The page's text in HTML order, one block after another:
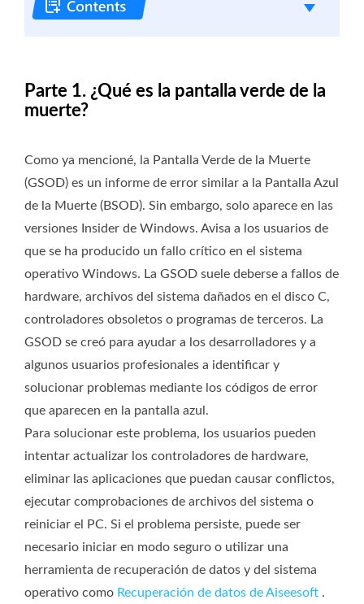
Parte 1. ¿Qué es la pantalla verde de la
muerte?
Como ya mencioné, la Pantalla Verde de la Muerte
(GSOD) es un informe de error similar a la Pantalla Azul
de la Muerte (BSOD). Sin embargo, solo aparece en las
versiones Insider de Windows. Avisa a los usuarios de
que se ha producido un fallo crítico en el sistema
operativo Windows. La GSOD suele deberse a fallos de
hardware, archivos del sistema dañados en el disco C,
controladores obsoletos o programas de terceros. La
GSOD se creó para ayudar a los desarrolladores y a
algunos usuarios profesionales a identificar y
solucionar problemas mediante los códigos de error
que aparecen en la pantalla azul.
Para solucionar este problema, los usuarios pueden
intentar actualizar los controladores de hardware,
eliminar las aplicaciones que puedan causar conflictos,
ejecutar comprobaciones de archivos del sistema o
reiniciar el PC. Si el problema persiste, puede ser
necesario iniciar en modo seguro o utilizar una
herramienta de recuperación de datos y del sistema
operativo como Recuperación de datos de Aiseesoft .